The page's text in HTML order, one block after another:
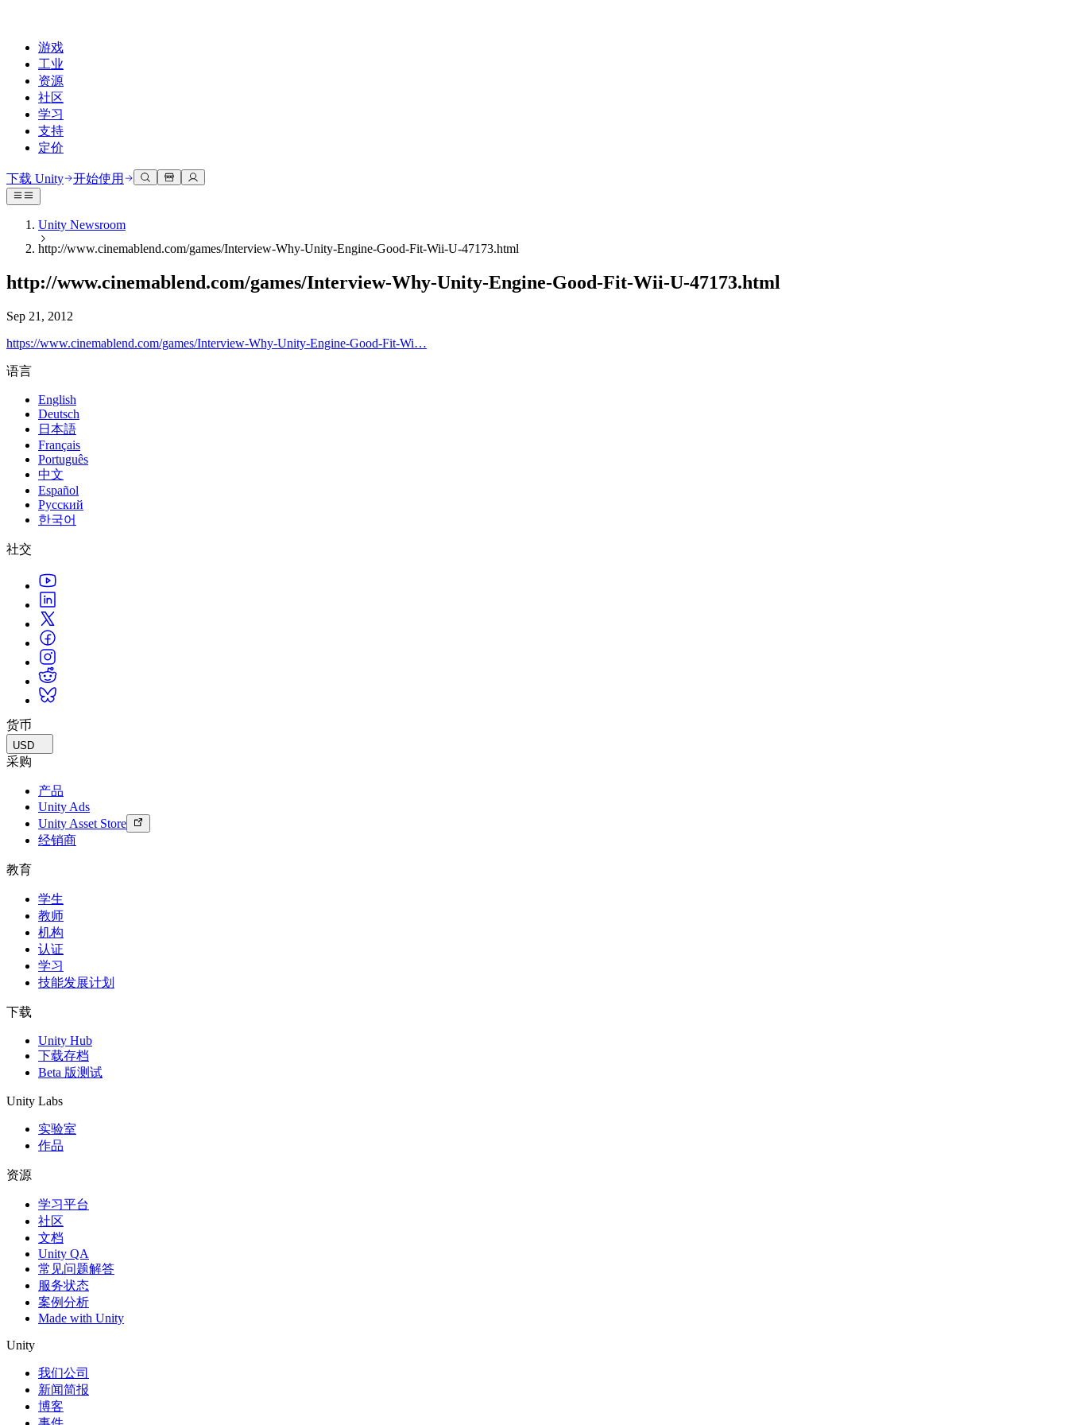
游戏
工业
资源
社区
学习
支持
定价
开发
Unity 引擎
为任何平台构建2D和3D游戏
协作
与团队协作并快速迭代
下载 Unity
计划和定价
部署
多平台
探索 Unity 支持的超过 25 个平台
常态化运营
游戏上线后的数据洞察与常态化运营
Grow
用户获取
被发现并获取移动用户
应用内购
商业化
将玩家与合适的游戏连接
通过 Unity 投放广告
使用案例
移动游戏
使用 Unity 打造移动端爆款游戏
独立游戏
小团队也能做出大游戏
XR 游戏
跨平台发布 XR 游戏
多人游戏
简化多人游戏开发
使用案例
3D协作
实时构建和审查3D项目
沉浸式培训
在沉浸式环境中培训
客户体验
创建互动3D体验
行业
制造业
实现运营卓越
零售
将店内体验转化为在线体验
提升创新能力和车内体验
查看所有行业
技术库
文档
官方用户手册和API参考
发布版本和问题跟踪器
路线图
查看即将推出的功能
术语表
案例分析
真实成功案例
最佳实践指南
专家提示和技巧
演示
所有资源
新增功能
更新、信息和技术提示
新闻
新闻、故事和新闻中心
社区中心
讨论
讨论、解决问题和连接
全球和本地活动
Made with Unity
展示Unity创作者
加入开发者、创作者和内部人员
Unity奖项
庆祝全球的Unity创作者
适合每个级别
Unity Learn
免费掌握Unity技能
专业培训
Unity新手
准备开始
开始您的学习
Unity基础路径
你是Unity 新手？开始您的旅程
使用指南
可操作的技巧和最佳实践
教育
对于学生
开启您的职业生涯
对于教育者
教育资助许可证
将Unity的力量带入您的机构
证明您的Unity精通
支持选项
获取帮助
帮助您在Unity中取得成功
成功计划
通过专家支持更快实现目标
常见问题解答
常见问题解答
联系我们
与我们的团队联系
下载 Unity 开始使用
Unity Newsroom
http://www.cinemablend.com/games/Interview-Why-Unity-Engine-Good-Fit-Wii-U-47173.html
http://www.cinemablend.com/games/Interview-Why-Unity-Engine-Good-Fit-Wii-U-47173.html
Sep 21, 2012
https://www.cinemablend.com/games/Interview-Why-Unity-Engine-Good-Fit-Wi…
语言
English
Deutsch
日本語
Français
Português
中文
Español
Русский
한국어
社交
货币
USD
采购
产品
Unity Ads
Unity Asset Store
经销商
教育
学生
教师
机构
认证
学习
技能发展计划
下载
Unity Hub
下载存档
Beta 版测试
Unity Labs
实验室
作品
资源
学习平台
社区
文档
Unity QA
常见问题解答
服务状态
案例分析
Made with Unity
Unity
我们公司
新闻简报
博客